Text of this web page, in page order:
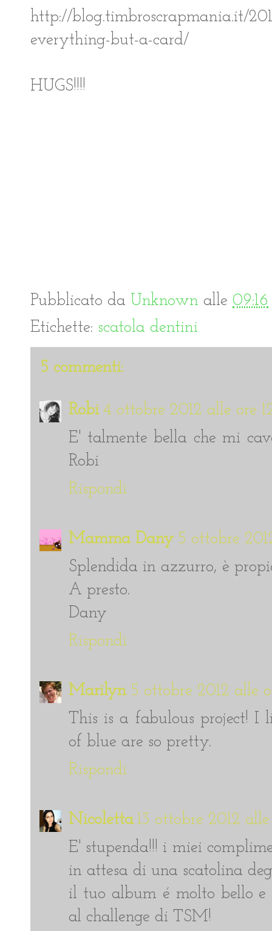
http://blog.timbroscrapmania.it/
everything-but-a-card/
HUGS!!!!
Pubblicato da Unknown alle 09:16
Etichette: scatola dentini
5 commenti:
Robi 4 ottobre 2012 alle ore
E' talmente bella che mi
Robi
Rispondi
Mamma Dany 5 ottobre
Splendida in azzurro, è
A presto.
Dany
Rispondi
Marilyn 5 ottobre 2012 alle
This is a fabulous project! I
of blue are so pretty.
Rispondi
Nicoletta 13 ottobre 2012 alle
E' stupenda!!! i miei
in attesa di una scatolina
il tuo album é molto bello
al challenge di TSM!